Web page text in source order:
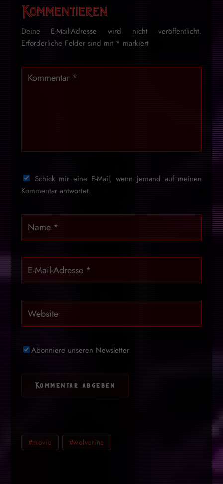
Kommentieren
Deine E-Mail-Adresse wird nicht veröffentlicht.
Erforderliche Felder sind mit * markiert
Schick mir eine E-Mail, wenn jemand auf meinen
Kommentar antwortet.
Abonniere unseren Newsletter
#movie #wolverine